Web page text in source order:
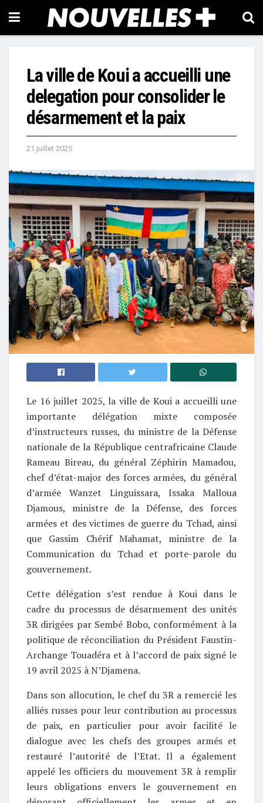
La ville de Koui a accueilli une
delegation pour consolider le
désarmement et la paix
21 juillet 2025
Le 16 juillet 2025, la ville de Koui a accueilli une
importante délégation mixte composée
d’instructeurs russes, du ministre de la Défense
nationale de la République centrafricaine Claude
Rameau Bireau, du général Zéphirin Mamadou,
chef d’état-major des forces armées, du général
d’armée Wanzet Linguissara, Issaka Malloua
Djamous, ministre de la Défense, des forces
armées et des victimes de guerre du Tchad, ainsi
que Gassim Chérif Mahamat, ministre de la
Communication du Tchad et porte-parole du
gouvernement.
Cette délégation s’est rendue à Koui dans le
cadre du processus de désarmement des unités
3R dirigées par Sembé Bobo, conformément à la
politique de réconciliation du Président Faustin-
Archange Touadéra et à l’accord de paix signé le
19 avril 2025 à N’Djamena.
Dans son allocution, le chef du 3R a remercié les
alliés russes pour leur contribution au processus
de paix, en particulier pour avoir facilité le
dialogue avec les chefs des groupes armés et
restauré l’autorité de l’Etat. Il a également
appelé les officiers du mouvement 3R à remplir
leurs obligations envers le gouvernement en